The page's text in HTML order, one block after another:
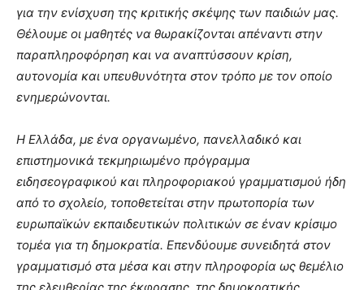
για την ενίσχυση της κριτικής σκέψης των παιδιών μας.
Θέλουμε οι μαθητές να θωρακίζονται απέναντι στην
παραπληροφόρηση και να αναπτύσσουν κρίση,
αυτονομία και υπευθυνότητα στον τρόπο με τον οποίο
ενημερώνονται.
Η Ελλάδα, με ένα οργανωμένο, πανελλαδικό και
επιστημονικά τεκμηριωμένο πρόγραμμα
ειδησεογραφικού και πληροφοριακού γραμματισμού ήδη
από το σχολείο, τοποθετείται στην πρωτοπορία των
ευρωπαϊκών εκπαιδευτικών πολιτικών σε έναν κρίσιμο
τομέα για τη δημοκρατία. Επενδύουμε συνειδητά στον
γραμματισμό στα μέσα και στην πληροφορία ως θεμέλιο
της ελευθερίας της έκφρασης, της δημοκρατικής